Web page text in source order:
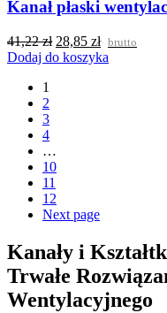
Kanał płaski
41,22zł 28,85 zł brutto
Dodaj do koszyka
1
2
3
4
…
10
11
12
Next page
Kanały i
Trwałe
Wentylacyjnego